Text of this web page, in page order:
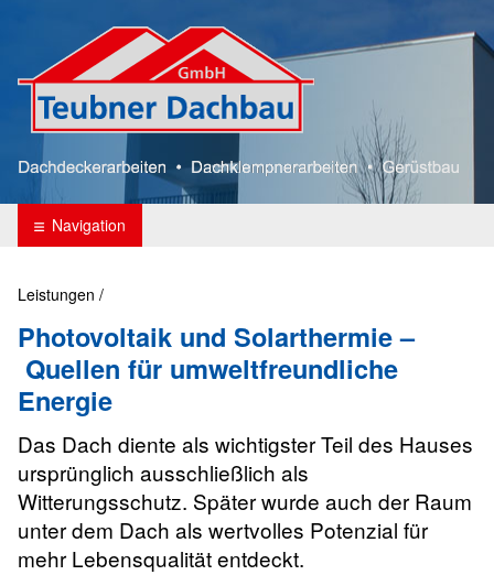
Teubner Dachbau
Navigation
Leistungen /
Photovoltaik und Solarthermie –
Quellen für umweltfreundliche
Energie
Das Dach diente als wichtigster Teil des Hauses
ursprünglich ausschließlich als
Witterungsschutz. Später wurde auch der Raum
unter dem Dach als wertvolles Potenzial für
mehr Lebensqualität entdeckt.